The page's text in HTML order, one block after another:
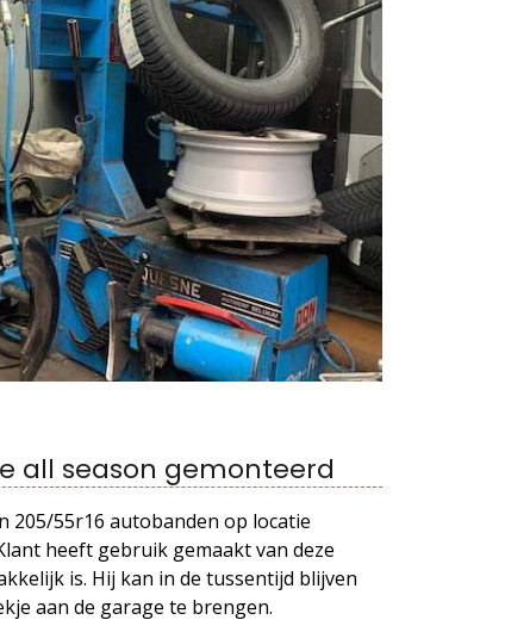
all season gemonteerd
205/55r16 autobanden op locatie
heeft gebruik gemaakt van deze
is. Hij kan in de tussentijd blijven
aan de garage te brengen.